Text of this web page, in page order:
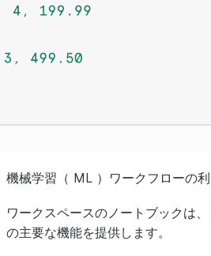
機械学習（ ML ）ワークフローの
ワークスペースのノートブックは
の主要な機能を提供します。